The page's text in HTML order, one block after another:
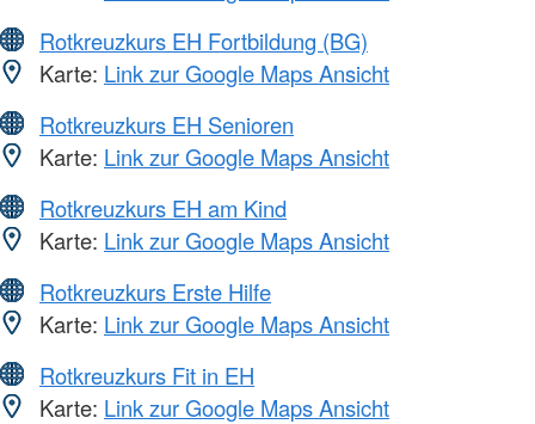
Rotkreuzkurs EH Fortbildung (BG)
Karte: Link zur Google Maps Ansicht
Rotkreuzkurs EH Senioren
Karte: Link zur Google Maps Ansicht
Rotkreuzkurs EH am Kind
Karte: Link zur Google Maps Ansicht
Rotkreuzkurs Erste Hilfe
Karte: Link zur Google Maps Ansicht
Rotkreuzkurs Fit in EH
Karte: Link zur Google Maps Ansicht